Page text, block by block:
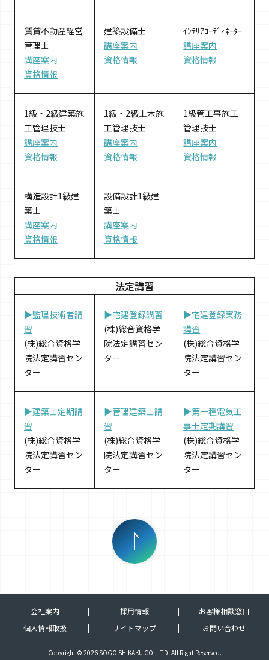
賃貸不動産経営
管理士
講座案内
資格情報
建築設備士
講座案内
資格情報
ｲﾝﾃﾘｱｺｰﾃﾞｨﾈｰﾀｰ
講座案内
資格情報
1級・2級建築施
工管理技士
講座案内
資格情報
1級・2級土木施
工管理技士
講座案内
資格情報
1級管工事施工
管理技士
講座案内
資格情報
構造設計1級建
築士
講座案内
資格情報
設備設計1級建
築士
講座案内
資格情報
法定講習
▶監理技術者講
習
(株)総合資格学
院法定講習セン
ター
▶宅建登録講習
(株)総合資格学
院法定講習セン
ター
▶宅建登録実務
講習
(株)総合資格学
院法定講習セン
ター
▶建築士定期講
習
(株)総合資格学
院法定講習セン
ター
▶管理建築士講
習
(株)総合資格学
院法定講習セン
ター
▶第一種電気工
事士定期講習
(株)総合資格学
院法定講習セン
ター
会社案内 採用情報
お客様相談窓口
個人情報取扱
サイトマップ お問い合わせ
Copyright © 2026 SOGO SHIKAKU CO., LTD. All Right Reserved.